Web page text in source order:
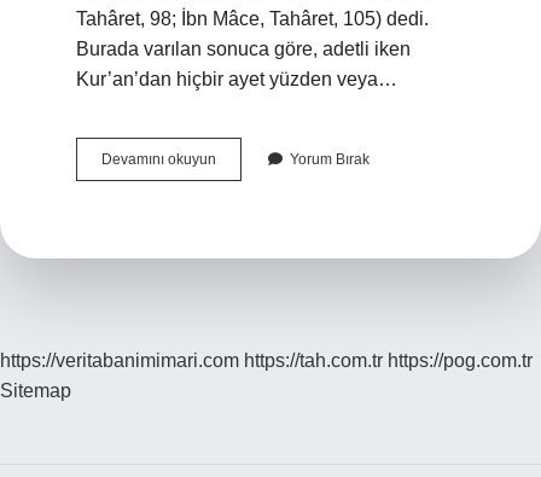
Tahâret, 98; İbn Mâce, Tahâret, 105) dedi.
Burada varılan sonuca göre, adetli iken
Kur’an’dan hiçbir ayet yüzden veya…
Devamını okuyun Adetliyken
Ezbere
Yorum Bırak
https://veritabanimimari.com https://tah.com.tr https://pog.com.tr
Sitemap